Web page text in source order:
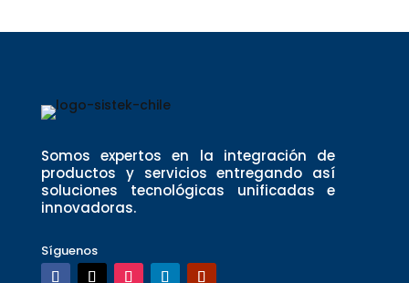
Somos expertos en la integración de
productos y servicios entregando así
soluciones tecnológicas unificadas e
innovadoras.
Síguenos